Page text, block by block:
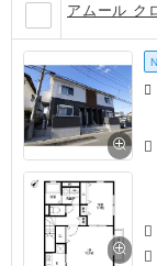
アムール ク